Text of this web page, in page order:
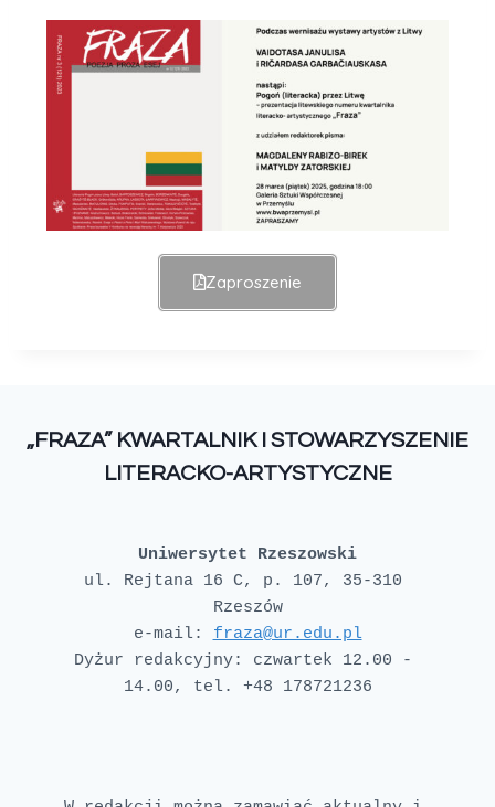
Zaproszenie
„FRAZA” KWARTALNIK I STOWARZYSZENIE
LITERACKO-ARTYSTYCZNE
Uniwersytet Rzeszowski
ul. Rejtana 16 C, p. 107, 35-310
Rzeszów
e-mail: fraza@ur.edu.pl
Dyżur redakcyjny: czwartek 12.00 -